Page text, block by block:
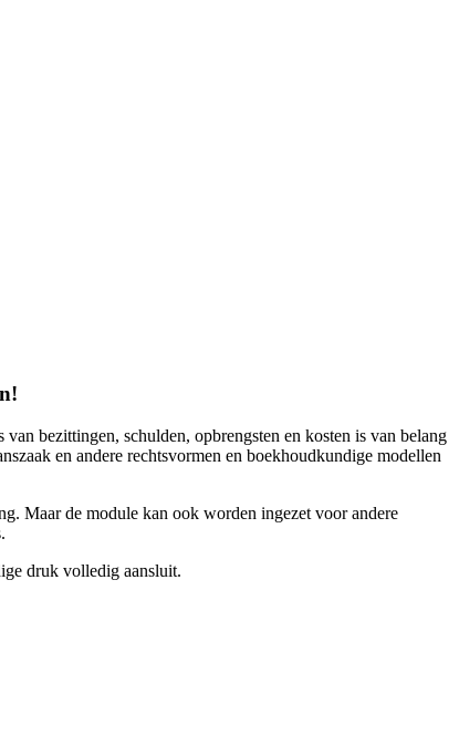
bezittingen, schulden, opbrengsten en kosten is van belang
en andere rechtsvormen en boekhoudkundige modellen
Maar de module kan ook worden ingezet voor andere
druk volledig aansluit.